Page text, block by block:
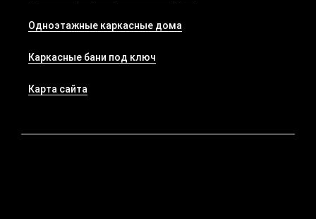
Одноэтажные каркасные дома
Каркасные бани под ключ
Карта сайта